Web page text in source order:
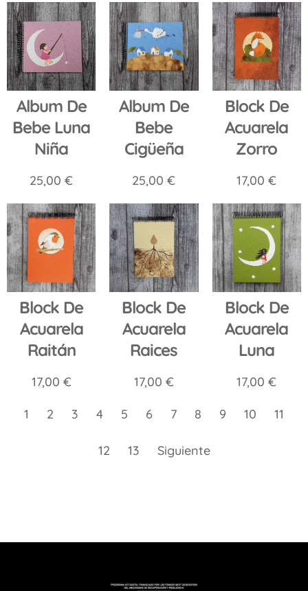
Album De
Bebe Luna
Niña
25,00€
Album De
Bebe
Cigüeña
25,00€
Block De
Acuarela
Zorro
17,00€
Block De
Acuarela
Raitán
17,00 €
Block De
Acuarela
Raices
17,00 €
Block De
Acuarela
Luna
17,00€
1 2 3 4 5 6 7 8 9 10 11
12 13 Siguiente